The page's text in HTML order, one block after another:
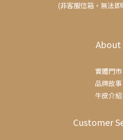
(非客服信箱，無法
About
實體門市
品牌故事
牛皮介紹
Customer